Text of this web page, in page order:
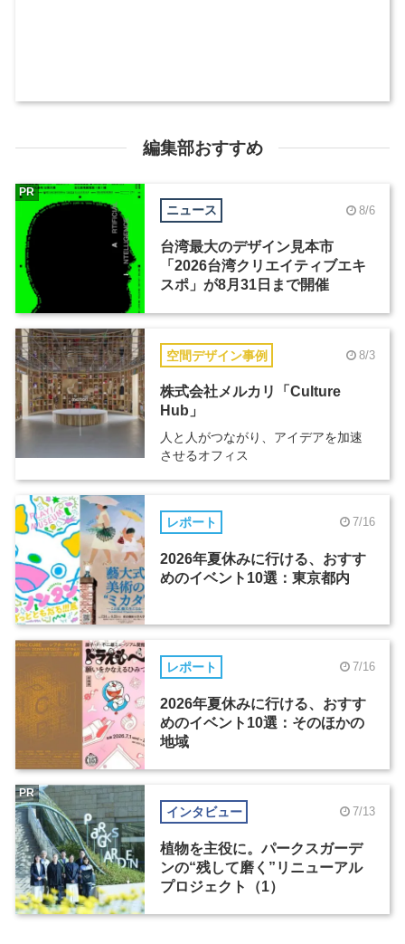
編集部おすすめ
ニュース 8/6
台湾最大のデザイン見本市
「2026台湾クリエイティブエキ
スポ」が8月31日まで開催
PR
空間デザイン事例 8/3
株式会社メルカリ「Culture
Hub」
人と人がつながり、アイデアを加速
させるオフィス
レポート 7/16
2026年夏休みに行ける、おすす
めのイベント10選：東京都内
レポート 7/16
2026年夏休みに行ける、おすす
めのイベント10選：そのほかの
地域
インタビュー 7/13
植物を主役に。パークスガーデ
ンの“残して磨く”リニューアル
プロジェクト（1）
PR